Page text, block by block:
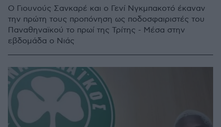
Ο Γιουνούς Σανκαρέ και ο Γενί Νγκμπακοτό έκαναν
την πρώτη τους προπόνηση ως ποδοσφαιριστές του
Παναθηναϊκού το πρωί της Τρίτης - Μέσα στην
εβδομάδα ο Νιάς